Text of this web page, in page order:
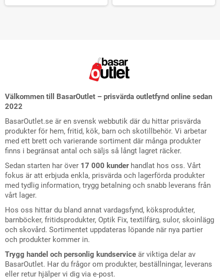
Välkommen till BasarOutlet – prisvärda outletfynd online sedan
2022
BasarOutlet.se är en svensk webbutik där du hittar prisvärda
produkter för hem, fritid, kök, barn och skotillbehör. Vi arbetar
med ett brett och varierande sortiment där många produkter
finns i begränsat antal och säljs så långt lagret räcker.
Sedan starten har över 17 000 kunderhandlat hos oss. Vårt
fokus är att erbjuda enkla, prisvärda och lagerförda produkter
med tydlig information, trygg betalning och snabb leverans från
vårt lager.
Hos oss hittar du bland annat vardagsfynd, köksprodukter,
barnböcker, fritidsprodukter, Optik Fix, textilfärg, sulor, skoinlägg
och skovård. Sortimentet uppdateras löpande när nya partier
och produkter kommer in.
Trygg handel och personlig kundservice är viktiga delar av
BasarOutlet. Har du frågor om produkter, beställningar, leverans
eller retur hjälper vi dig via e-post.